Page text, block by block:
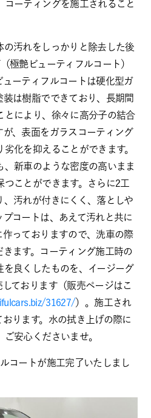
ーティングを施工されること
の汚れをしっかりと除去した後
極艶ビューティフルコート）
ューティフルコートは硬化型ガ
装は樹脂でできており、長期間
とにより、徐々に高分子の結合
、表面をガラスコーティング
化を抑えることができます。
、新車のような密度の高いまま
ことができます。さらに2工
汚れが付きにくく、落としや
コートは、あえて汚れと共に
っておりますので、洗車の際
ます。コーティング施工時の
を良くしたものを、イージーグ
ております（販売ページはこ
31627/）。施工され
ります。水の拭き上げの際に
安心くださいませ。
コートが施工完了いたしまし